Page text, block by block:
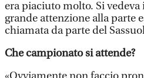
era piaciuto molto. Si vedeva
grande attenzione alla parte
chiamata da parte del
Che campionato si attende?